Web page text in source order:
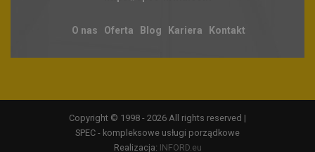
O nas Oferta Blog Kariera Kontakt
Copyright © 1998 - 2026 All rights reserved |
SPEC - kompleksowe usługi porządkowe
Realizacja: INFORD.eu